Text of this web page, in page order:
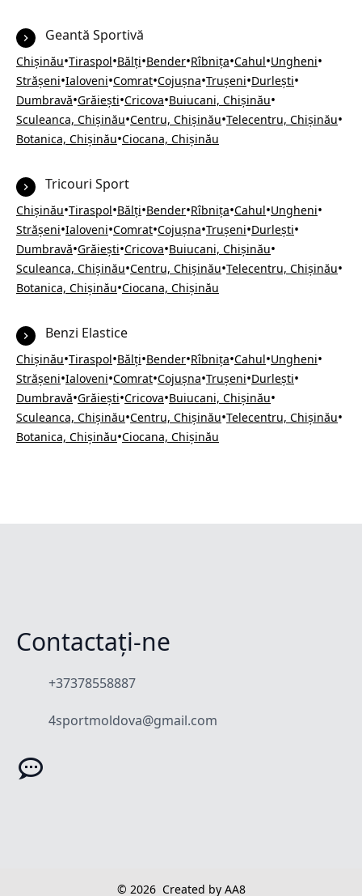
Geantă Sportivă
Chișinău•Tiraspol•Bălți•Bender•Rîbnița•Cahul•Ungheni•
Strășeni•Ialoveni•Comrat•Cojușna•Trușeni•Durlești•
Dumbravă•Grăiești•Cricova•Buiucani, Chișinău•
Sculeanca, Chișinău•Centru, Chișinău•Telecentru, Chișinău•
Botanica, Chișinău•Ciocana, Chișinău
Tricouri Sport
Chișinău•Tiraspol•Bălți•Bender•Rîbnița•Cahul•Ungheni•
Strășeni•Ialoveni•Comrat•Cojușna•Trușeni•Durlești•
Dumbravă•Grăiești•Cricova•Buiucani, Chișinău•
Sculeanca, Chișinău•Centru, Chișinău•Telecentru, Chișinău•
Botanica, Chișinău•Ciocana, Chișinău
Benzi Elastice
Chișinău•Tiraspol•Bălți•Bender•Rîbnița•Cahul•Ungheni•
Strășeni•Ialoveni•Comrat•Cojușna•Trușeni•Durlești•
Dumbravă•Grăiești•Cricova•Buiucani, Chișinău•
Sculeanca, Chișinău•Centru, Chișinău•Telecentru, Chișinău•
Botanica, Chișinău•Ciocana, Chișinău
Contactați-ne
+37378558887
4sportmoldova@gmail.com
© 2026 Created by AA8